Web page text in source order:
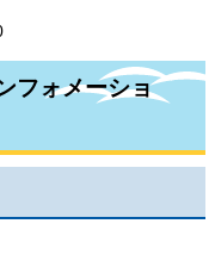
フォメーショ